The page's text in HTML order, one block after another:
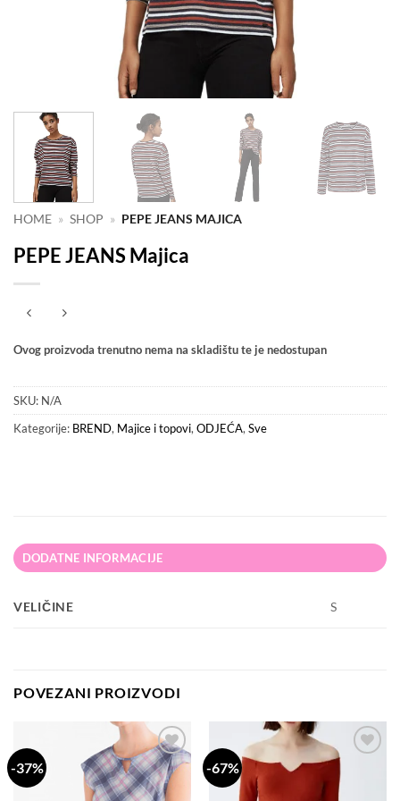
HOME » SHOP » PEPE JEANS MAJICA
PEPE JEANS Majica
Ovog proizvoda trenutno nema na skladištu te je nedostupan
SKU: N/A
Kategorije: BREND, Majice i topovi,ODJEĆA,Sve
DODATNE INFORMACIJE
VELIČINE S
POVEZANI PROIZVODI
-37%
Dodaj
na
listu
-67%